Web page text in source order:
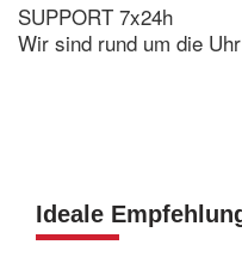
SUPPORT 7x24h
Wir sind rund um die
Ideale